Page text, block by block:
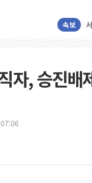
속보
, 승진배